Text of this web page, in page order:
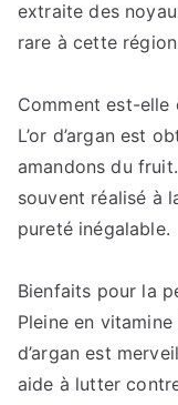
extraite des
rare à cette
Comment est-elle
L’or d’argan est
amandons du
souvent réalisé à
pureté inégalable.
Bienfaits pour la
Pleine en
d’argan est
aide à lutter